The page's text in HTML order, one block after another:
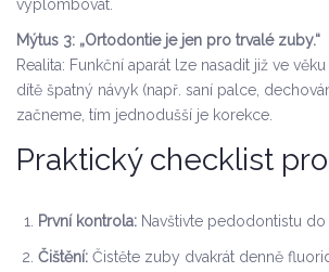
vyplombovat.
Mýtus 3: „Ortodontie je jen pro trvalé zuby.“
Realita: Funkční aparát lze nasadit již ve
dítě špatný návyk (např. saní palce,
začneme, tím jednodušší je korekce.
Praktický checklist
První kontrola: Navštivte pedodontistu do
Čištění: Čistěte zuby dvakrát denně